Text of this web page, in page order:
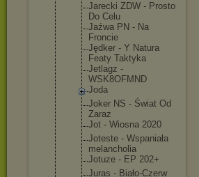
Jarecki ZDW - Prosto
Do Celu
Jaźwa PN - Na
Froncie
Jędker - Y Natura
Featy Taktyka
Jetlagz -
WSK8OFMND
Joda
Joker NS - Świat Od
Zaraz
Jot - Wiosna 2020
Joteste - Wspaniała
melancholia
Jotuze - EP 202+
Juras - Biało-Czerw